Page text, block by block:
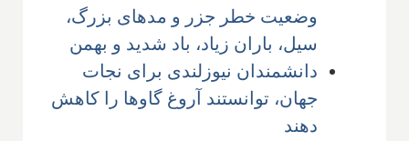
وضعیت خطر جزر و مدهای بزرگ،
سیل، باران زیاد، باد شدید و بهمن
دانشمندان نیوزلندی برای نجات
جهان، توانستند آروغ گاوها را کاهش
دهند